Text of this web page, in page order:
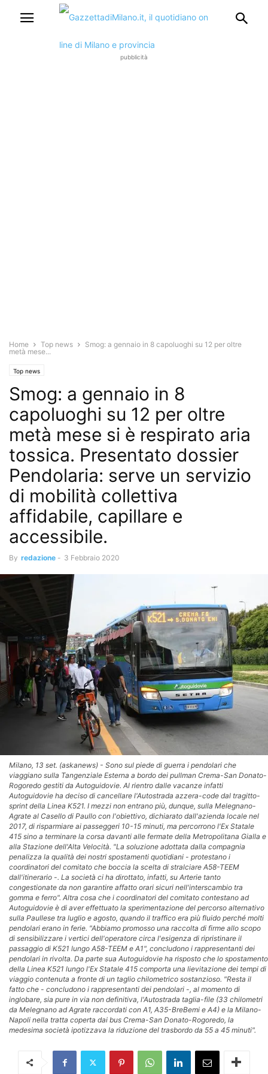
pubblicità
Home Top news
Smog: a gennaio in 8 capoluoghi su 12 per oltre
metà mese...
Top news
Smog: a gennaio in 8
capoluoghi su 12 per oltre
metà mese si è respirato aria
tossica. Presentato dossier
Pendolaria: serve un servizio
di mobilità collettiva
affidabile, capillare e
accessibile.
By redazione - 3 Febbraio 2020
Milano, 13 set. (askanews) - Sono sul piede di guerra i pendolari che
viaggiano sulla Tangenziale Esterna a bordo dei pullman Crema-San Donato-
Rogoredo gestiti da Autoguidovie. Al rientro dalle vacanze infatti
Autoguidovie ha deciso di cancellare l'Autostrada azzera-code dal tragitto-
sprint della Linea K521. I mezzi non entrano più, dunque, sulla Melegnano-
Agrate al Casello di Paullo con l'obiettivo, dichiarato dall'azienda locale nel
2017, di risparmiare ai passeggeri 10-15 minuti, ma percorrono l'Ex Statale
415 sino a terminare la corsa davanti alle fermate della Metropolitana Gialla e
alla Stazione dell'Alta Velocità. "La soluzione adottata dalla compagnia
penalizza la qualità dei nostri spostamenti quotidiani - protestano i
coordinatori del comitato che boccia la scelta di stralciare A58-TEEM
dall'itinerario -. La società ci ha dirottato, infatti, su Arterie tanto
congestionate da non garantire affatto orari sicuri nell'interscambio tra
gomma e ferro". Altra cosa che i coordinatori del comitato contestano ad
Autoguidovie è di aver effettuato la sperimentazione del percorso alternativo
sulla Paullese tra luglio e agosto, quando il traffico era più fluido perché molti
pendolari erano in ferie. "Abbiamo promosso una raccolta di firme allo scopo
di sensibilizzare i vertici dell'operatore circa l'esigenza di ripristinare il
passaggio di K521 lungo A58-TEEM e A1", concludono i rappresentanti dei
pendolari in rivolta. Da parte sua Autoguidovie ha risposto che lo spostamento
della Linea K521 lungo l'Ex Statale 415 comporta una lievitazione dei tempi di
viaggio contenuta a fronte di un taglio chilometrico sostanzioso. "Resta il
fatto che - concludono i rappresentanti dei pendolari -, al momento di
inglobare, sia pure in via non definitiva, l'Autostrada taglia-file (33 chilometri
da Melegnano ad Agrate raccordati con A1, A35-BreBemi e A4) e la Milano-
Napoli nella tratta coperta dai bus Crema-San Donato-Rogoredo, la
medesima società ipotizzava la riduzione del trasbordo da 55 a 45 minuti".